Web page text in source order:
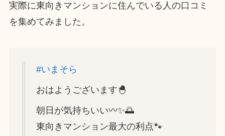
実際に東向きマンションに住んでいる人の口コミ
を集めてみました。
#いまそら
おはようございます🐣
朝日が気持ちいい〰️✨🌅
東向きマンション最大の利点🐾